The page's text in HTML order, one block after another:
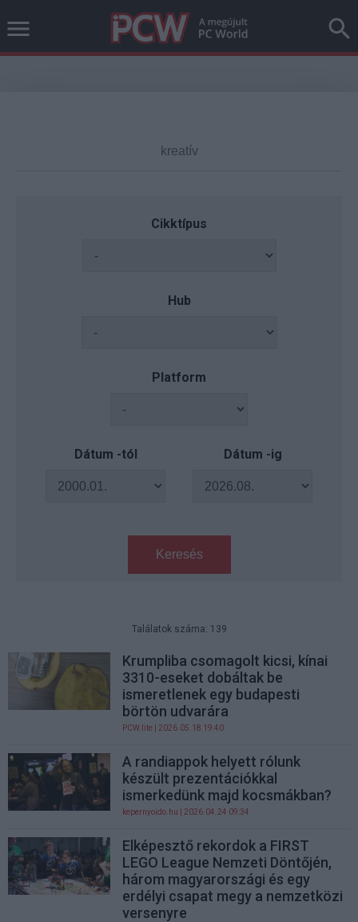
Cikktípus
Hub
Platform
Dátum -tól Dátum -ig
Keresés
Találatok száma: 139
Krumpliba csomagolt kicsi, kínai
3310-eseket dobáltak be
ismeretlenek egy budapesti
börtön udvarára
PCW.lite | 2026.05.18 19:40
A randiappok helyett rólunk
készült prezentációkkal
ismerkedünk majd kocsmákban?
kepernyoido.hu | 2026.04.24 09:34
Elképesztő rekordok a FIRST
LEGO League Nemzeti Döntőjén,
három magyarországi és egy
erdélyi csapat megy a nemzetközi
versenyre